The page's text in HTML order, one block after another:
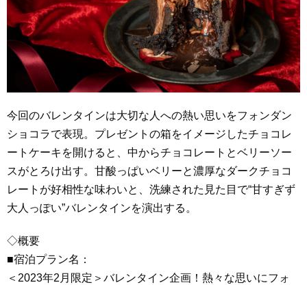
今回のバレンタインは大切な人への熱い思いをフォンダン
ショコラで表現。プレゼントの箱をイメージしたチョコレ
ートケーキを開けると、中からチョコレートとベリーソー
スがとろけ出す。甘酸っぱいベリーと濃厚なダークチョコ
レートが好相性な味わいと、洗練された見た目で“甘すぎず
大人っぽい”バレンタインを演出する。
◇概要
■宿泊プラン名：
＜2023年2月限定＞バレンタイン企画！熱々な思いにフォ